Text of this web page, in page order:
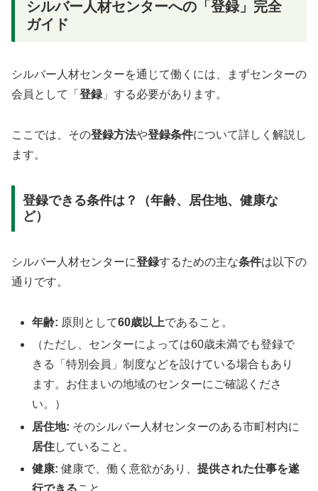
シルバー人材センターへの「登録」完全
ガイド
シルバー人材センターを通じて働くには、まずセンターの
会員として「 登録 」する必要があります。
ここでは、その登録方法や登録条件について詳しく解説し
ます。
登録できる条件は？（年齢、居住地、健康な
ど）
シルバー人材センターに登録するための主な条件は以下の
通りです。
年齢: 原則として60歳以上であること。
（ただし、センターによっては60歳未満でも登録で
きる「特別会員」制度などを設けている場合もあり
ます。お住まいの地域のセンターにご確認くださ
い。）
居住地: そのシルバー人材センターのある市町村内に
居住していること。
健康: 健康で、働く意欲があり、提供された仕事を遂
行できること。